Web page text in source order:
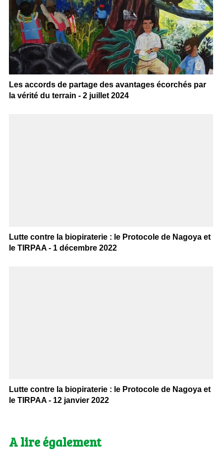
Les accords de partage des avantages écorchés par
la vérité du terrain - 2 juillet 2024
Lutte contre la biopiraterie : le Protocole de Nagoya et
le TIRPAA - 1 décembre 2022
Lutte contre la biopiraterie : le Protocole de Nagoya et
le TIRPAA - 12 janvier 2022
A lire également